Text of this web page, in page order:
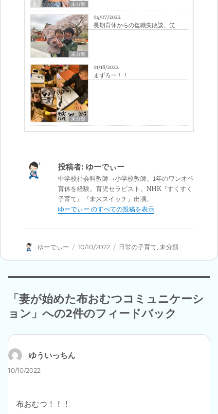
未分類
未分類
04/07/2022
長期育休からの復職失敗談。笑
未分類
01/18/2022
まずろー！！
投稿者:ゆーでぃー
中学校社会科教師→小学校教師。1年のワンオペ
育休を経験。育児セラピスト。NHK『すくすく
子育て』『未来スイッチ』出演。
ゆーでぃー のすべての投稿を表示
投
ゆーでぃー
投
10/10/2022
カ
リ
日常の子育て, 未分類
「妻が始めた布おむつコミュニケーシ
ョン」への2件のフィードバック
ゆういっちん
10/10/2022
布おむつ！！！